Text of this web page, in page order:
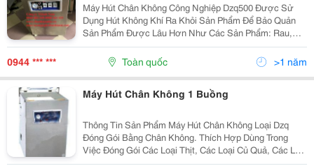
Máy Hút Chân Không Công Nghiệp Dzq500 Được Sử
Dụng Hút Không Khí Ra Khỏi Sản Phẩm Để Bảo Quản
Sản Phẩm Được Lâu Hơn Như Các Sản Phẩm: Rau,
Củ, Quả, Thịt, Hải Sản, Đồ Tươi Sống, Đồ Chín, Đồ
Đông Lạnh, Đồ Khô, Xúc Xích, Giò Chả, Cá Viên, Bò
Viên, Đậu...
0944 *** *** Toàn quốc >1 năm
Máy Hút Chân Không 1 Buồng
Thông Tin Sản Phẩm Máy Hút Chân Không Loại Dzq
Đóng Gói Bằng Chân Không. Thích Hợp Dùng Trong
Việc Đóng Gói Các Loại Thịt, Các Loại Củ Quả, Các Loại
Dược Phẩm, Hoá Chất&Hellip;Có Thể Bảo Quản Hàng